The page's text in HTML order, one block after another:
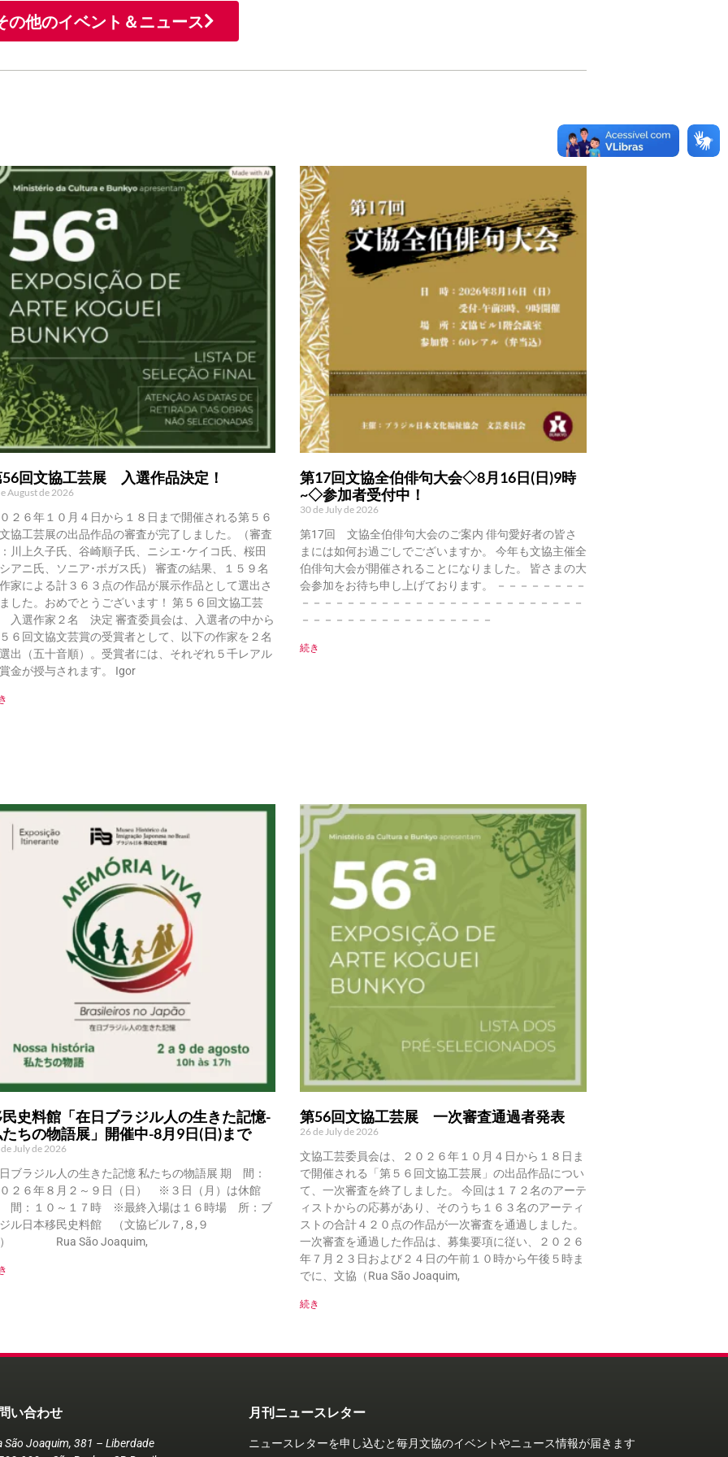
の他のイベント＆ニュース
回文協工芸展 入選作品決定！
August de 2026
２６年１０月４日から１８日まで開催される第５６
協工芸展の出品作品の審査が完了しました。（審査
川上久子氏、谷崎順子氏、ニシエ･ケイコ氏、桜田
アニ氏、ソニア･ボガス氏） 審査の結果、１５９名
家による計３６３点の作品が展示作品として選出さ
した。おめでとうございます！ 第５６回文協工芸
入選作家２名 決定 審査委員会は、入選者の中から
６回文協文芸賞の受賞者として、以下の作家を２名
出（五十音順）。受賞者には、それぞれ５千レアル
金が授与されます。 Igor
第17回文協全伯俳句大会◇8月16日(日)9時
~◇参加者受付中！
30 de July de 2026
第17回 文協全伯俳句大会のご案内 俳句愛好者の皆さ
まには如何お過ごしでございますか。 今年も文協主催全
伯俳句大会が開催されることになりました。 皆さまの大
会参加をお待ち申し上げております。 －－－－－－－－
－－－－－－－－－－－－－－－－－－－－－－－－－
－－－－－－－－－－－－－－－－－
続き
史料館「在日ブラジル人の生きた記憶-
ちの物語展」開催中-8月9日(日)まで
July de 2026
ブラジル人の生きた記憶 私たちの物語展 期 間：
２６年８月２～９日（日） ※３日（月）は休館
間：１０～１７時 ※最終入場は１６時場 所：ブ
ル日本移民史料館 （文協ビル７,８,９
） Rua São Joaquim,
第56回文協工芸展 一次審査通過者発表
26 de July de 2026
文協工芸委員会は、２０２６年１０月４日から１８日ま
で開催される「第５６回文協工芸展」の出品作品につい
て、一次審査を終了しました。 今回は１７２名のアーテ
ィストからの応募があり、そのうち１６３名のアーティ
ストの合計４２０点の作品が一次審査を通過しました。
一次審査を通過した作品は、募集要項に従い、２０２６
年７月２３日および２４日の午前１０時から午後５時ま
でに、文協（Rua São Joaquim,
続き
い合わせ
São Joaquim, 381 – Liberdade
月刊ニュースレター
ニュースレターを申し込むと毎月文協のイベントやニュース情報が届きます